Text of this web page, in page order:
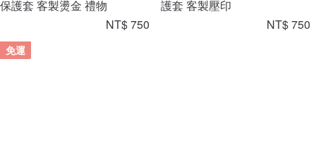
保護套 客製燙金 禮物
NT$ 750
護套 客製壓印
NT$ 750
免運